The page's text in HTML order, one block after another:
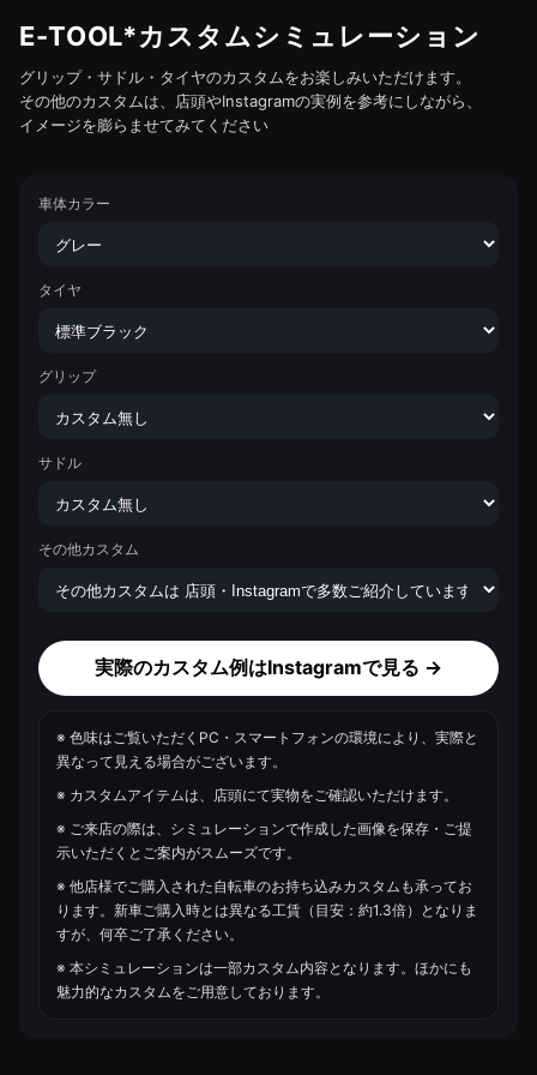
E-TOOL*カスタムシミュレーション
グリップ・サドル・タイヤのカスタムをお楽しみいただけます。
その他のカスタムは、店頭やInstagramの実例を参考にしながら、
イメージを膨らませてみてください
車体カラー
タイヤ
グリップ
サドル
その他カスタム
実際のカスタム例はInstagramで見る →
※ 色味はご覧いただくPC・スマートフォンの環境により、実際と
異なって見える場合がございます。
※ カスタムアイテムは、店頭にて実物をご確認いただけます。
※ ご来店の際は、シミュレーションで作成した画像を保存・ご提
示いただくとご案内がスムーズです。
※ 他店様でご購入された自転車のお持ち込みカスタムも承ってお
ります。新車ご購入時とは異なる工賃（目安：約1.3倍）となりま
すが、何卒ご了承ください。
※ 本シミュレーションは一部カスタム内容となります。ほかにも
魅力的なカスタムをご用意しております。